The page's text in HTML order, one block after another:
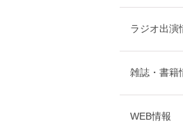
ラジオ出演
雑誌・書籍
WEB情報